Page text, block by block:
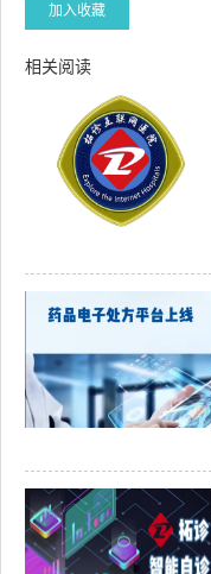
加入收藏
相关阅读